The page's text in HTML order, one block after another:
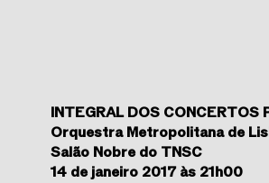
INTEGRAL DOS CONCERTOS
Orquestra Metropolitana de
Salão Nobre do TNSC
14 de janeiro 2017 às 21h00